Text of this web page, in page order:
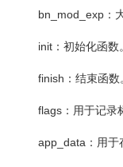
bn_mod_exp ：
init ：初始化函数。
finish ：结束函数
flags ：用于记录
app_data ：用于